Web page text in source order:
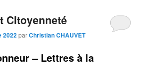
Citoyenneté
2022parChristian CHAUVET
– Lettres à la